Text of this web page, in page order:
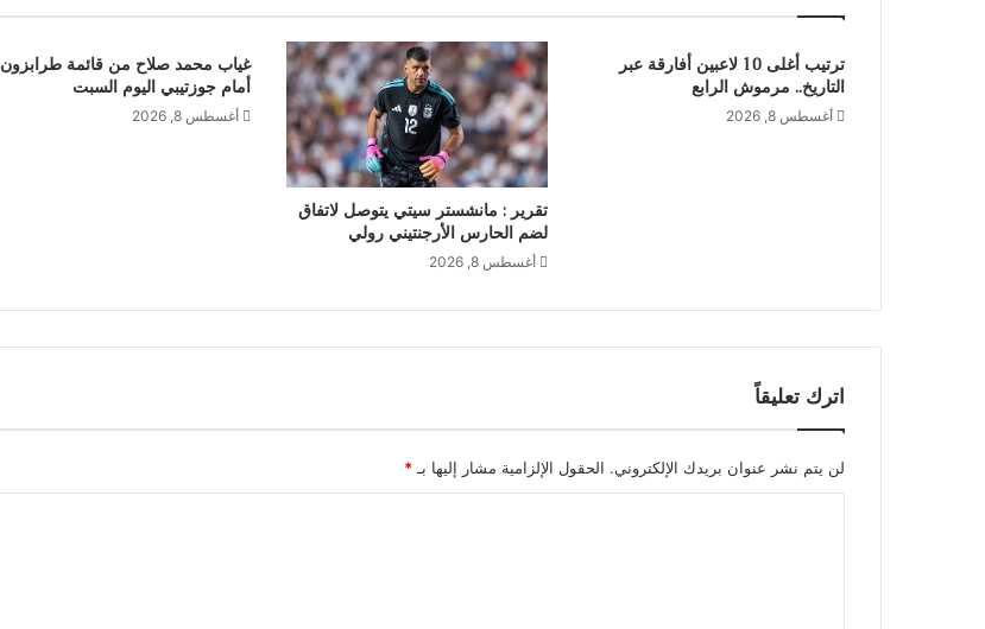
ترتيب أغلى 10 لاعبين أفارقة عبر
التاريخ.. مرموش الرابع
أغسطس 8, 2026
تقرير : مانشستر سيتي يتوصل لاتفاق
لضم الحارس الأرجنتيني رولي
أغسطس 8, 2026
غياب محمد صلاح من قائمة طرابزون
أمام جوزتيبي اليوم السبت
أغسطس 8, 2026
اترك تعليقاً
لن يتم نشر عنوان بريدك الإلكتروني. الحقول الإلزامية مشار إليها بـ*